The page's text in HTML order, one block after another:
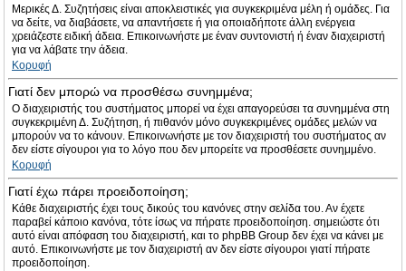
Μερικές Δ. Συζητήσεις είναι αποκλειστικές για συγκεκριμένα μέλη ή ομάδες. Για
να δείτε, να διαβάσετε, να απαντήσετε ή για οποιαδήποτε άλλη ενέργεια
χρειάζεστε ειδική άδεια. Επικοινωνήστε με έναν συντονιστή ή έναν διαχειριστή
για να λάβατε την άδεια.
Κορυφή
Γιατί δεν μπορώ να προσθέσω συνημμένα;
Ο διαχειριστής του συστήματος μπορεί να έχει απαγορεύσει τα συνημμένα στη
συγκεκριμένη Δ. Συζήτηση, ή πιθανόν μόνο συγκεκριμένες ομάδες μελών να
μπορούν να το κάνουν. Επικοινωνήστε με τον διαχειριστή του συστήματος αν
δεν είστε σίγουροι για το λόγο που δεν μπορείτε να προσθέσετε συνημμένο.
Κορυφή
Γιατί έχω πάρει προειδοποίηση;
Κάθε διαχειριστής έχει τους δικούς του κανόνες στην σελίδα του. Αν έχετε
παραβεί κάποιο κανόνα, τότε ίσως να πήρατε προειδοποίηση. σημειώστε ότι
αυτό είναι απόφαση του διαχειριστή, και το phpBB Group δεν έχει να κάνει με
αυτό. Επικοινωνήστε με τον διαχειριστή αν δεν είστε σίγουροι γιατί πήρατε
προειδοποίηση.